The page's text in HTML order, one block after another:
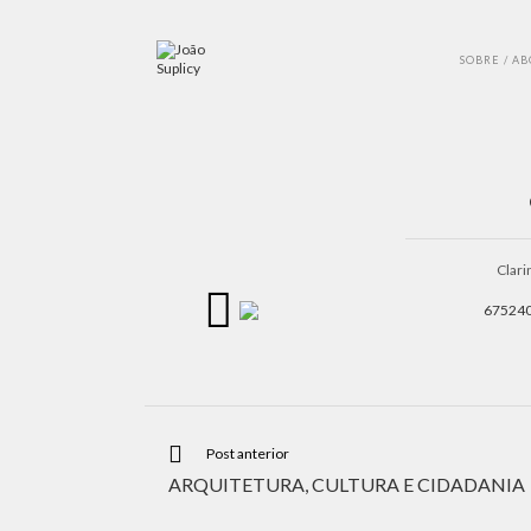
SOBRE /
Post anterior
ARQUITETURA, CULTURA E CIDADANIA